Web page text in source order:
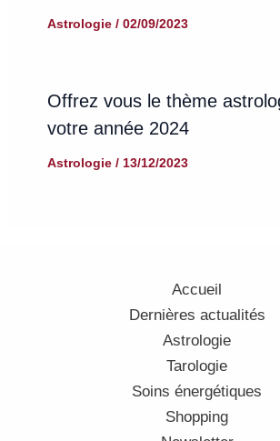
Astrologie/ 02/09/2023
Offrez vous le thème
votre année 2024
Astrologie/ 13/12/2023
Accueil
Dernières actualités
Astrologie
Tarologie
Soins énergétiques
Shopping